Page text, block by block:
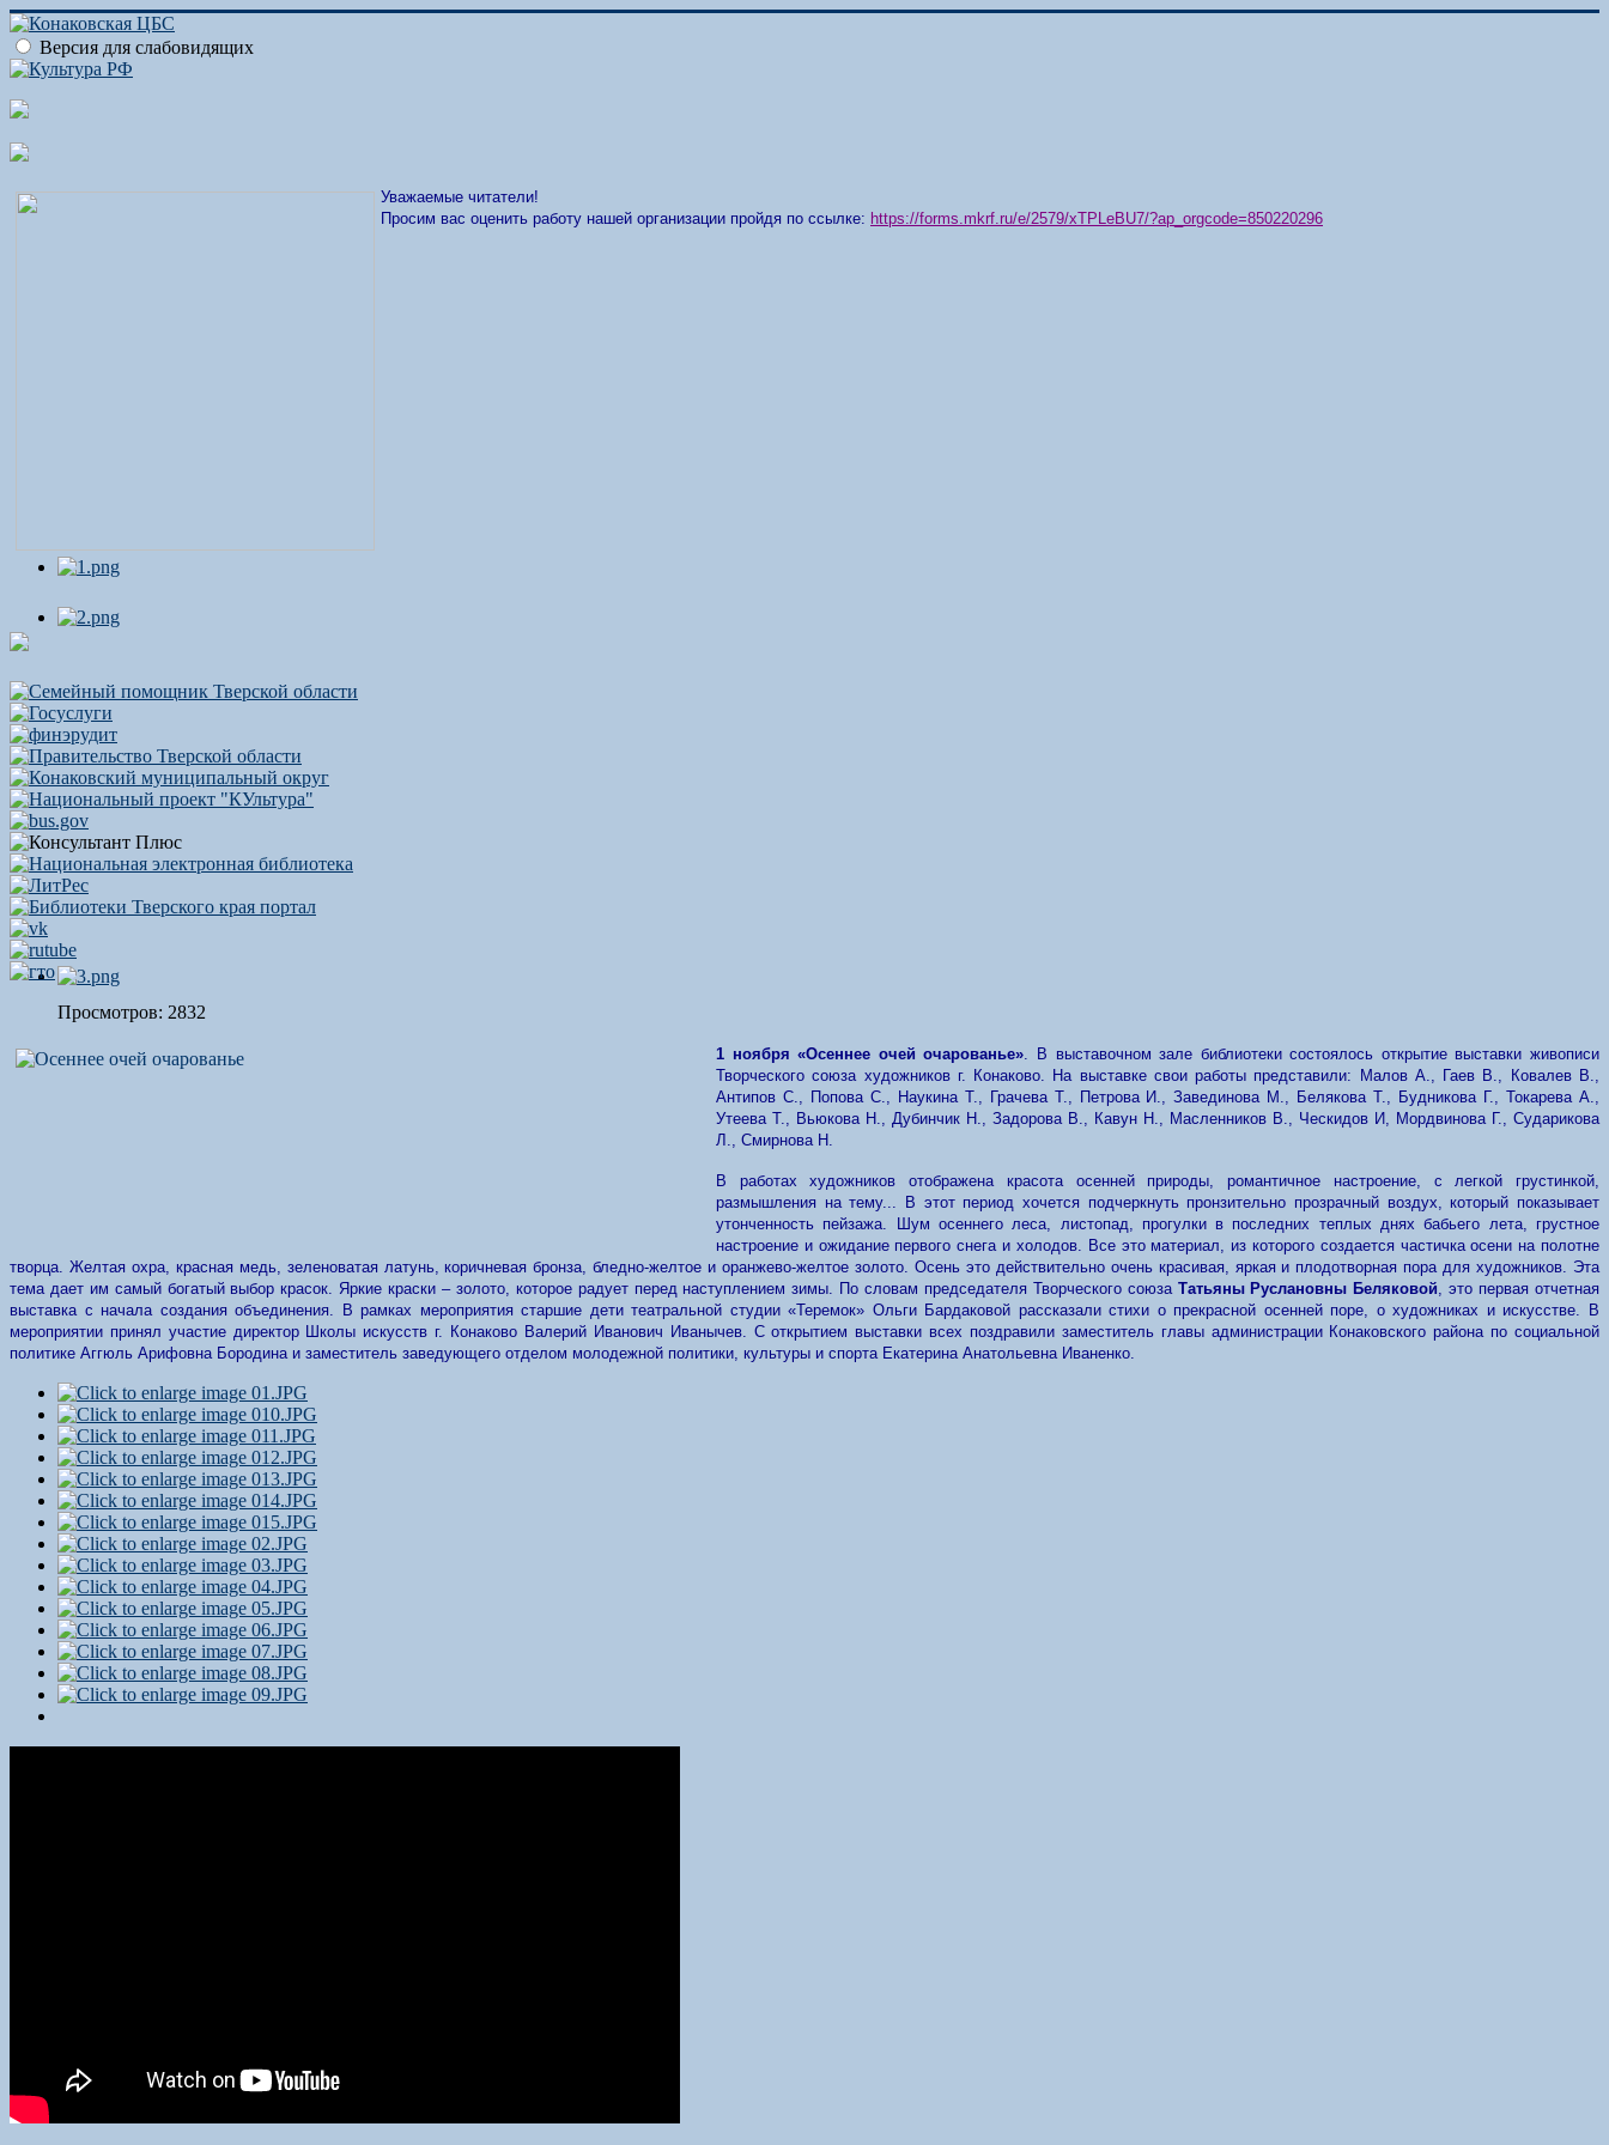
Версия для слабовидящих
Уважаемые читатели!
Просим вас оценить работу нашей организации пройдя по ссылке: https://forms.mkrf.ru/e/2579/xTPLeBU7/?ap_orgcode=850220296
Просмотров: 2832
1 ноября «Осеннее очей очарованье». В выставочном зале библиотеки состоялось открытие выставки живописи
Творческого союза художников г. Конаково. На выставке свои работы представили: Малов А., Гаев В., Ковалев В.,
Антипов С., Попова С., Наукина Т., Грачева Т., Петрова И., Завединова М., Белякова Т., Будникова Г., Токарева А.,
Утеева Т., Вьюкова Н., Дубинчик Н., Задорова В., Кавун Н., Масленников В., Ческидов И, Мордвинова Г., Сударикова
Л., Смирнова Н.
В работах художников отображена красота осенней природы, романтичное настроение, с легкой грустинкой,
размышления на тему... В этот период хочется подчеркнуть пронзительно прозрачный воздух, который показывает
утонченность пейзажа. Шум осеннего леса, листопад, прогулки в последних теплых днях бабьего лета, грустное
настроение и ожидание первого снега и холодов. Все это материал, из которого создается частичка осени на полотне
творца. Желтая охра, красная медь, зеленоватая латунь, коричневая бронза, бледно-желтое и оранжево-желтое золото. Осень это действительно очень красивая, яркая и плодотворная пора для художников. Эта
тема дает им самый богатый выбор красок. Яркие краски – золото, которое радует перед наступлением зимы. По словам председателя Творческого союза Татьяны Руслановны Беляковой, это первая отчетная
выставка с начала создания объединения. В рамках мероприятия старшие дети театральной студии «Теремок» Ольги Бардаковой рассказали стихи о прекрасной осенней поре, о художниках и искусстве. В
мероприятии принял участие директор Школы искусств г. Конаково Валерий Иванович Иванычев. С открытием выставки всех поздравили заместитель главы администрации Конаковского района по социальной
политике Аггюль Арифовна Бородина и заместитель заведующего отделом молодежной политики, культуры и спорта Екатерина Анатольевна Иваненко.